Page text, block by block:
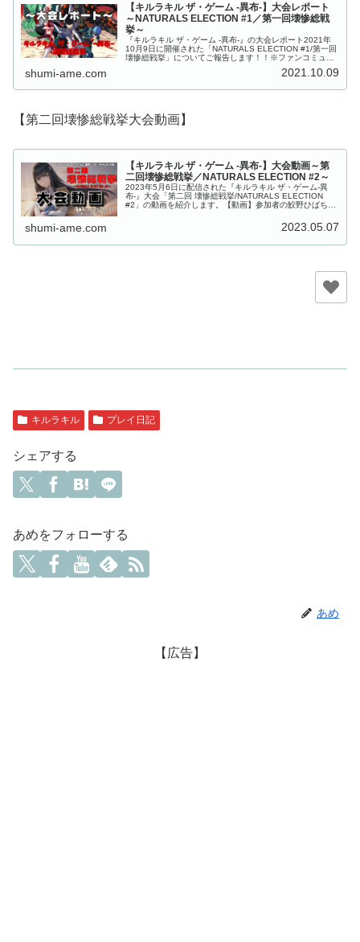
【キルラキル ザ・ゲーム -異布-】大会レポート
～NATURALS ELECTION #1／第一回壊惨総戦
挙～
『キルラキル ザ・ゲーム -異布-』の大会レポート2021年
10月9日に開催された「NATURALS ELECTION #1/第一回
壊惨総戦挙」についてご報告します！！※ファンコミュニ
shumi-ame.com 2021.10.09
【第二回壊惨総戦挙大会動画】
【キルラキル ザ・ゲーム -異布-】大会動画～第
二回壊惨総戦挙／NATURALS ELECTION #2～
2023年5月6日に配信された『キルラキル ザ・ゲーム-異
布-』大会「第二回 壊惨総戦挙/NATURALS ELECTION
#2」の動画を紹介します。【動画】参加者の鮫野ひばちさ
shumi-ame.com 2023.05.07
キルラキル プレイ日記
シェアする
あめをフォローする
あめ
【広告】